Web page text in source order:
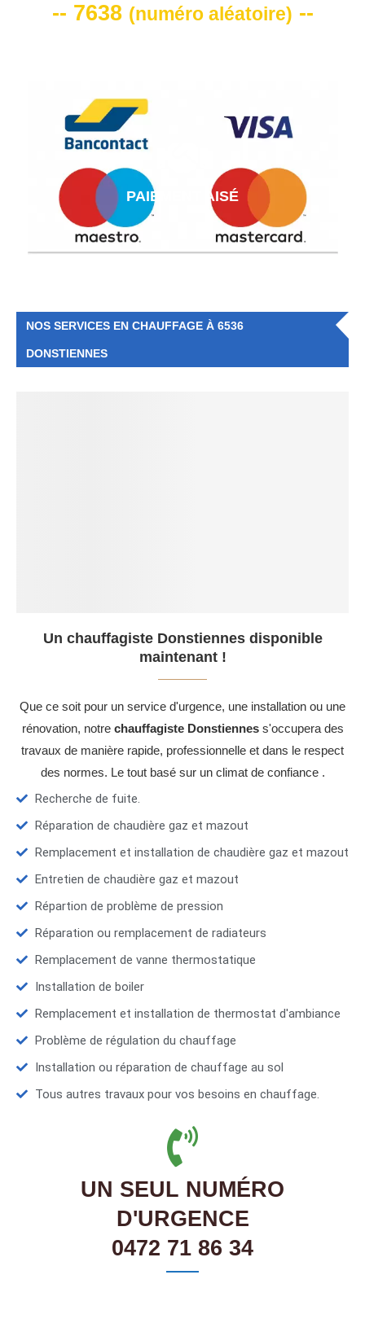
-- 7638 (numéro aléatoire) --
PAIEMENT AISÉ
NOS SERVICES EN CHAUFFAGE À 6536
DONSTIENNES
Un chauffagiste Donstiennes disponible
maintenant !
Que ce soit pour un service d'urgence, une installation ou une
rénovation, notre chauffagiste Donstienness'occupera des
travaux de manière rapide, professionnelle et dans le respect
des normes. Le tout basé sur un climat de confiance .
Recherche de fuite.
Réparation de chaudière gaz et mazout
Remplacement et installation de chaudière gaz et mazout
Entretien de chaudière gaz et mazout
Répartion de problème de pression
Réparation ou remplacement de radiateurs
Remplacement de vanne thermostatique
Installation de boiler
Remplacement et installation de thermostat d'ambiance
Problème de régulation du chauffage
Installation ou réparation de chauffage au sol
Tous autres travaux pour vos besoins en chauffage.
UN SEUL NUMÉRO
D'URGENCE
0472 71 86 34